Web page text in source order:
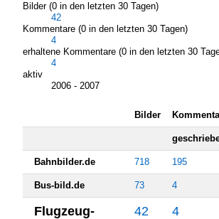
Bilder (0 in den letzten 30 Tagen)
42
Kommentare (0 in den letzten 30 Tagen)
4
erhaltene Kommentare (0 in den letzten 30
4
aktiv
2006 - 2007
Bilder
Bahnbilder.de 718 195
Bus-bild.de 73 4
Flugzeug-
42 4